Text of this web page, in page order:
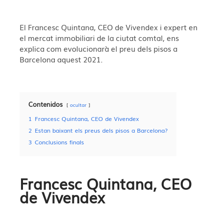
El Francesc Quintana, CEO de Vivendex i expert en
el mercat immobiliari de la ciutat comtal, ens
explica com evolucionarà el preu dels pisos a
Barcelona aquest 2021.
Contenidos ocultar
1 Francesc Quintana, CEO de Vivendex
2 Estan baixant els preus dels pisos a Barcelona?
3 Conclusions finals
Francesc Quintana, CEO
de Vivendex